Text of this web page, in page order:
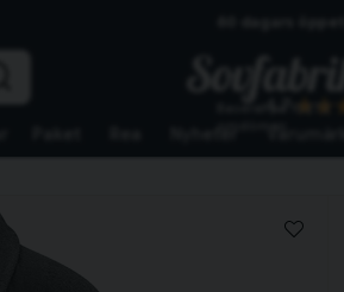
Skickas från lagret